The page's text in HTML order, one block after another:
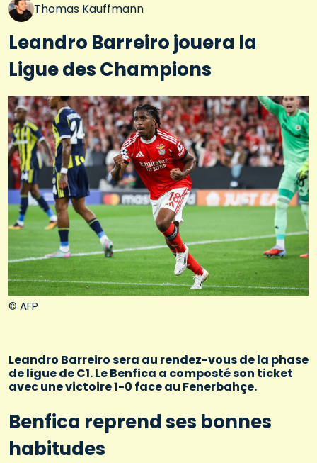
© AFP
Thomas Kauffmann
Leandro Barreiro jouera la
Ligue des Champions
Leandro Barreiro sera au rendez-vous de la phase
de ligue de C1. Le Benfica a composté son ticket
avec une victoire 1-0 face au Fenerbahçe.
Benfica reprend ses bonnes
habitudes